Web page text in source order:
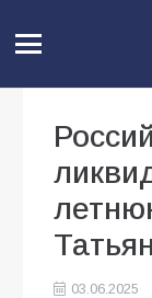
03.06.2025